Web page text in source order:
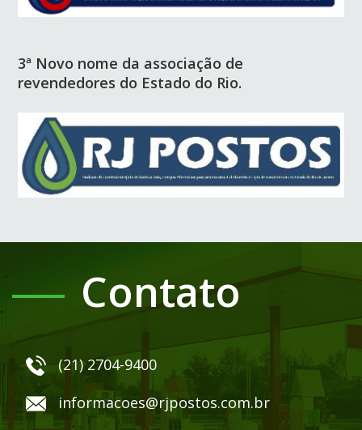
3ª Novo nome da associação de
revendedores do Estado do Rio.
Contato
(21) 2704-9400
informacoes@rjpostos.com.br